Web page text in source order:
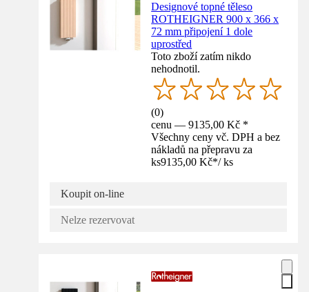
Designové topné těleso
ROTHEIGNER 900 x 366 x
72 mm připojení 1 dole
uprostřed
Toto zboží zatím nikdo
nehodnotil.
(0)
cenu — 9135,00 Kč *
Všechny ceny vč. DPH a bez
nákladů na přepravu za
ks9135,00 Kč*/ ks
Koupit on-line
Nelze rezervovat